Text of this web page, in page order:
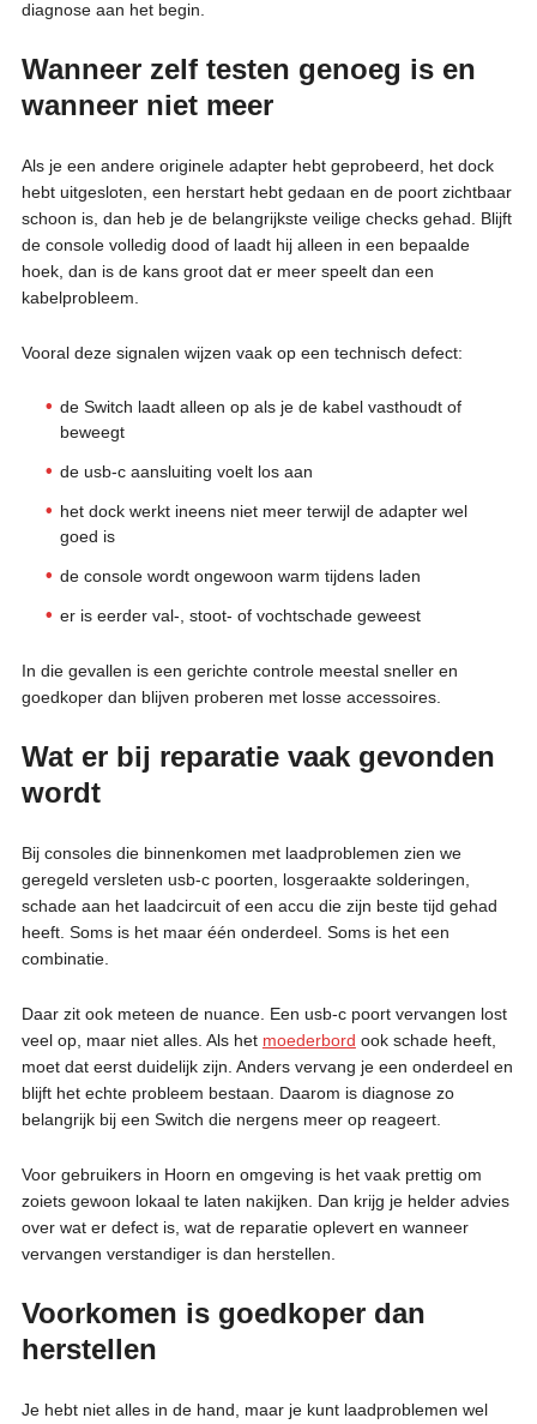
diagnose aan het begin.
Wanneer zelf testen genoeg is en
wanneer niet meer
Als je een andere originele adapter hebt geprobeerd, het dock
hebt uitgesloten, een herstart hebt gedaan en de poort zichtbaar
schoon is, dan heb je de belangrijkste veilige checks gehad. Blijft
de console volledig dood of laadt hij alleen in een bepaalde
hoek, dan is de kans groot dat er meer speelt dan een
kabelprobleem.
Vooral deze signalen wijzen vaak op een technisch defect:
de Switch laadt alleen op als je de kabel vasthoudt of
beweegt
de usb-c aansluiting voelt los aan
het dock werkt ineens niet meer terwijl de adapter wel
goed is
de console wordt ongewoon warm tijdens laden
er is eerder val-, stoot- of vochtschade geweest
In die gevallen is een gerichte controle meestal sneller en
goedkoper dan blijven proberen met losse accessoires.
Wat er bij reparatie vaak gevonden
wordt
Bij consoles die binnenkomen met laadproblemen zien we
geregeld versleten usb-c poorten, losgeraakte solderingen,
schade aan het laadcircuit of een accu die zijn beste tijd gehad
heeft. Soms is het maar één onderdeel. Soms is het een
combinatie.
Daar zit ook meteen de nuance. Een usb-c poort vervangen lost
veel op, maar niet alles. Als het moederbord ook schade heeft,
moet dat eerst duidelijk zijn. Anders vervang je een onderdeel en
blijft het echte probleem bestaan. Daarom is diagnose zo
belangrijk bij een Switch die nergens meer op reageert.
Voor gebruikers in Hoorn en omgeving is het vaak prettig om
zoiets gewoon lokaal te laten nakijken. Dan krijg je helder advies
over wat er defect is, wat de reparatie oplevert en wanneer
vervangen verstandiger is dan herstellen.
Voorkomen is goedkoper dan
herstellen
Je hebt niet alles in de hand, maar je kunt laadproblemen wel